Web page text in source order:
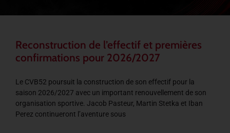
Reconstruction de l’effectif et premières
confirmations pour 2026/2027
Le CVB52 poursuit la construction de son effectif pour la
saison 2026/2027 avec un important renouvellement de son
organisation sportive. Jacob Pasteur, Martin Stetka et Iban
Perez continueront l’aventure sous